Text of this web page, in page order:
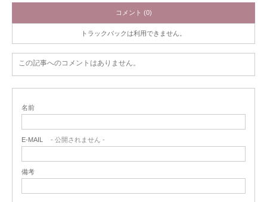
コメント (0)
トラックバックは利用できません。
この記事へのコメントはありません。
名前
E-MAIL - 公開されません -
備考